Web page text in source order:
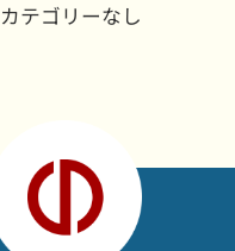
カテゴリーなし